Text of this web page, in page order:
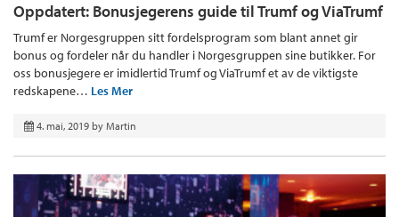
Oppdatert: Bonusjegerens guide til Trumf og ViaTrumf
Trumf er Norgesgruppen sitt fordelsprogram som blant annet gir
bonus og fordeler når du handler i Norgesgruppen sine butikker. For
oss bonusjegere er imidlertid Trumf og ViaTrumf et av de viktigste
redskapene… Les Mer
4. mai, 2019 by Martin